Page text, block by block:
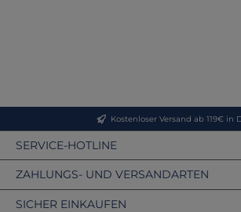
Kostenloser Versand ab 119€ in
SERVICE-HOTLINE
ZAHLUNGS- UND VERSANDARTEN
SICHER EINKAUFEN